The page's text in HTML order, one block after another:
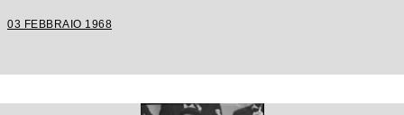
03 FEBBRAIO 1968